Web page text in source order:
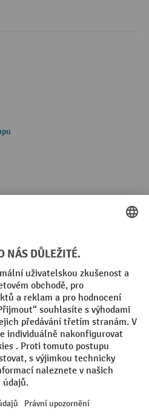
údajů
údajů
costsand possible delivery charges,